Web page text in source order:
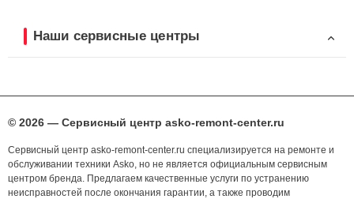
Наши сервисные центры
© 2026 — Сервисный центр asko-remont-center.ru
Сервисный центр asko-remont-center.ru специализируется на ремонте и
обслуживании техники Asko, но не является официальным сервисным
центром бренда. Предлагаем качественные услуги по устранению
неисправностей после окончания гарантии, а также проводим